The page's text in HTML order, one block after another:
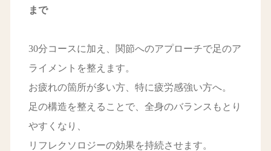
まで
30分コースに加え、関節へのアプローチで足のア
ライメントを整えます。
お疲れの箇所が多い方、特に疲労感強い方へ。
足の構造を整えることで、全身のバランスもとり
やすくなり、
リフレクソロジーの効果を持続させます。